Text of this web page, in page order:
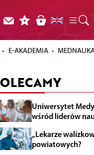
E-AKADEMIA
Uniwersytet
wśród liderów
„Lekarze
powiatowych?